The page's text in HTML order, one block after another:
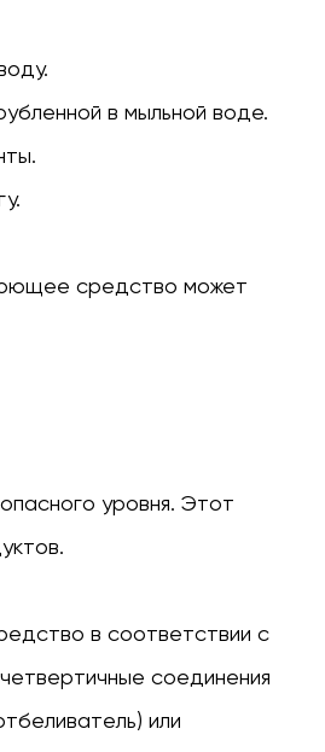
в мыльной воде.
средство может
уровня. Этот
в соответствии с
соединения
или